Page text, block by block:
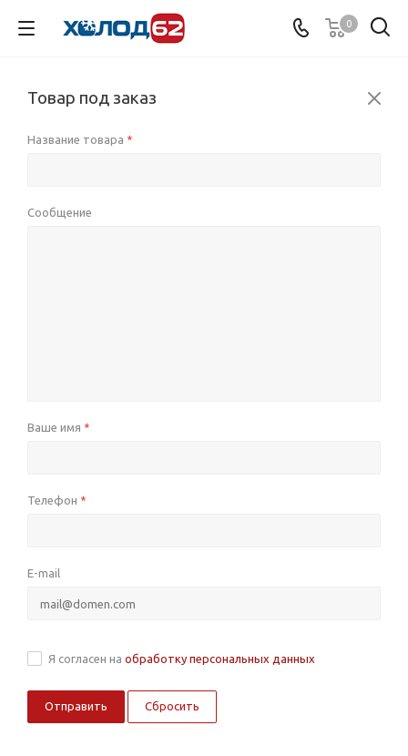
0
Товар под заказ
Название товара *
Сообщение
Ваше имя *
Телефон *
E-mail
Я согласен на обработку персональных данных
Сбросить